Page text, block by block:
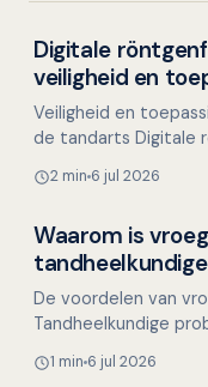
Overig nieuws
Digitale
veiligheid en
Veiligheid en
de tandarts Digitale
2 min 6 jul 2026
Overig nieuws
Waarom is
De voordelen van
Tandheelkundige
veroorzaken. …
1 min 6 jul 2026